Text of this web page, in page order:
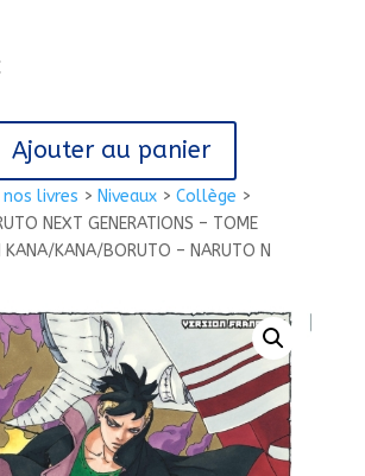
nos livres > Niveaux> Collège >
NEXT GENERATIONS – TOME
KANA/BORUTO – NARUTO N
Ajouter au panier